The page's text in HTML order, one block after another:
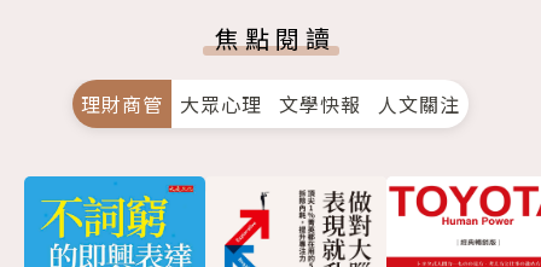
焦點閱讀
理財商管 大眾心理 文學快報 人文關注